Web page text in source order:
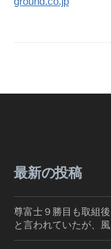
最新の投稿
尊富士９勝目も取組
と言われていたが、